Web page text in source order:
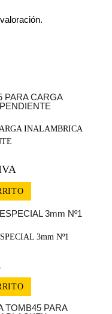
INALAMBRICA
3mm Nº1